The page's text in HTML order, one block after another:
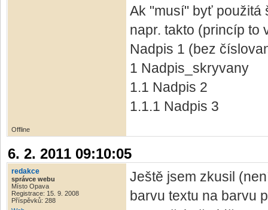
Ak "musí" byť použitá
napr. takto (princíp to
Nadpis 1 (bez
1 Nadpis_skryvany
1.1 Nadpis 2
1.1.1 Nadpis 3
Offline
6. 2. 2011 09:10:05
redakce
správce webu
Místo Opava
Registrace: 15. 9. 2008
Příspěvků: 288
Ještě jsem zkusil
barvu textu na barvu